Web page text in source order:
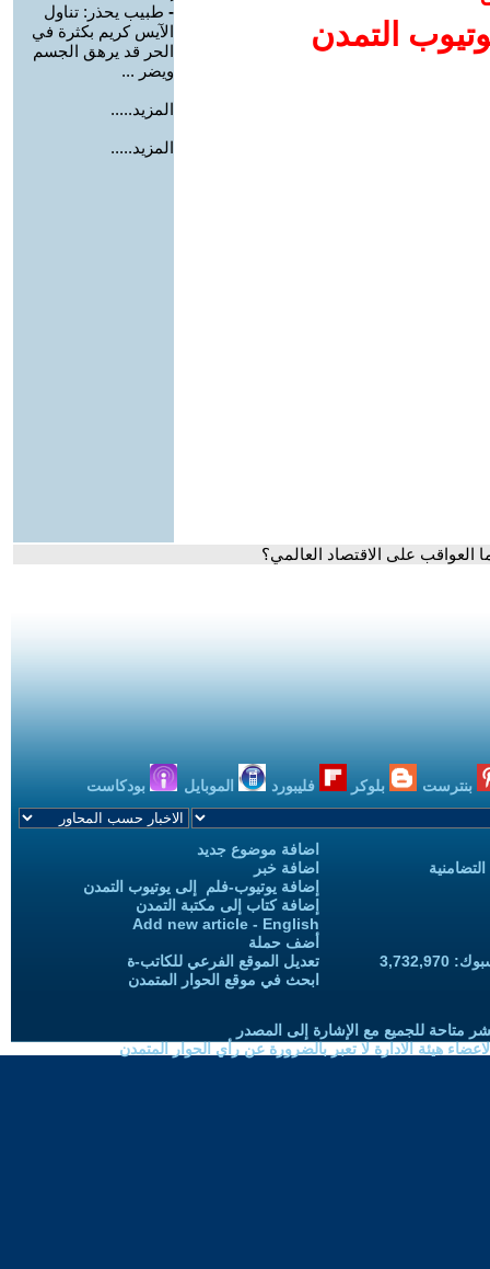
التمدن
- طبيب يحذر: تناول
الآيس كريم بكثرة في
الحر قد يرهق الجسم
ويضر ...
المزيد.....
المزيد.....
العواقب على الاقتصاد العالمي؟
بنترست بلوكر فليبورد الموبايل بودكاست
اضافة موضوع جديد
اضافة خبر
إضافة يوتيوب-فلم إلى يوتيوب التمدن
إضافة كتاب إلى مكتبة التمدن
Add new article - English
أضف حملة
تعديل الموقع الفرعي للكاتب-ة
ابحث في موقع الحوار المتمدن
متاحة للجميع مع الإشارة إلى المصدر
هيئة الادارة لا تعبر بالضرورة عن رأي الحوار المتمدن